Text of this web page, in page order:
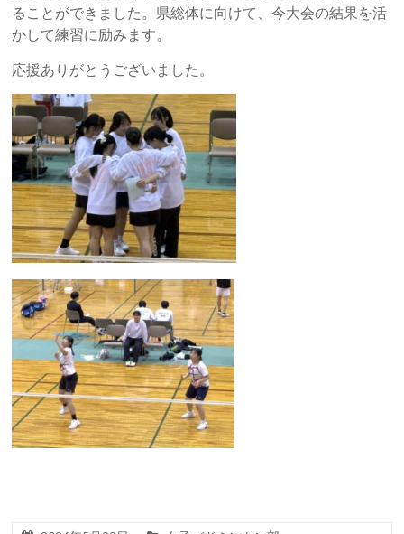
ることができました。県総体に向けて、今大会の結果を活
かして練習に励みます。
応援ありがとうございました。